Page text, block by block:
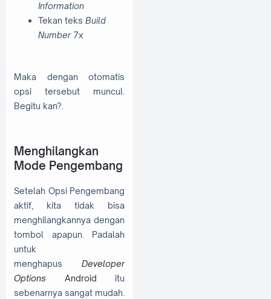
Information
Tekan teks Build
Number7x
Maka dengan otomatis
opsi tersebut muncul.
Begitu kan?.
Menghilangkan
Mode Pengembang
Setelah Opsi Pengembang
aktif, kita tidak bisa
menghilangkannya dengan
tombol apapun. Padalah
untuk
menghapus Developer
Options Android itu
sebenarnya sangat mudah.